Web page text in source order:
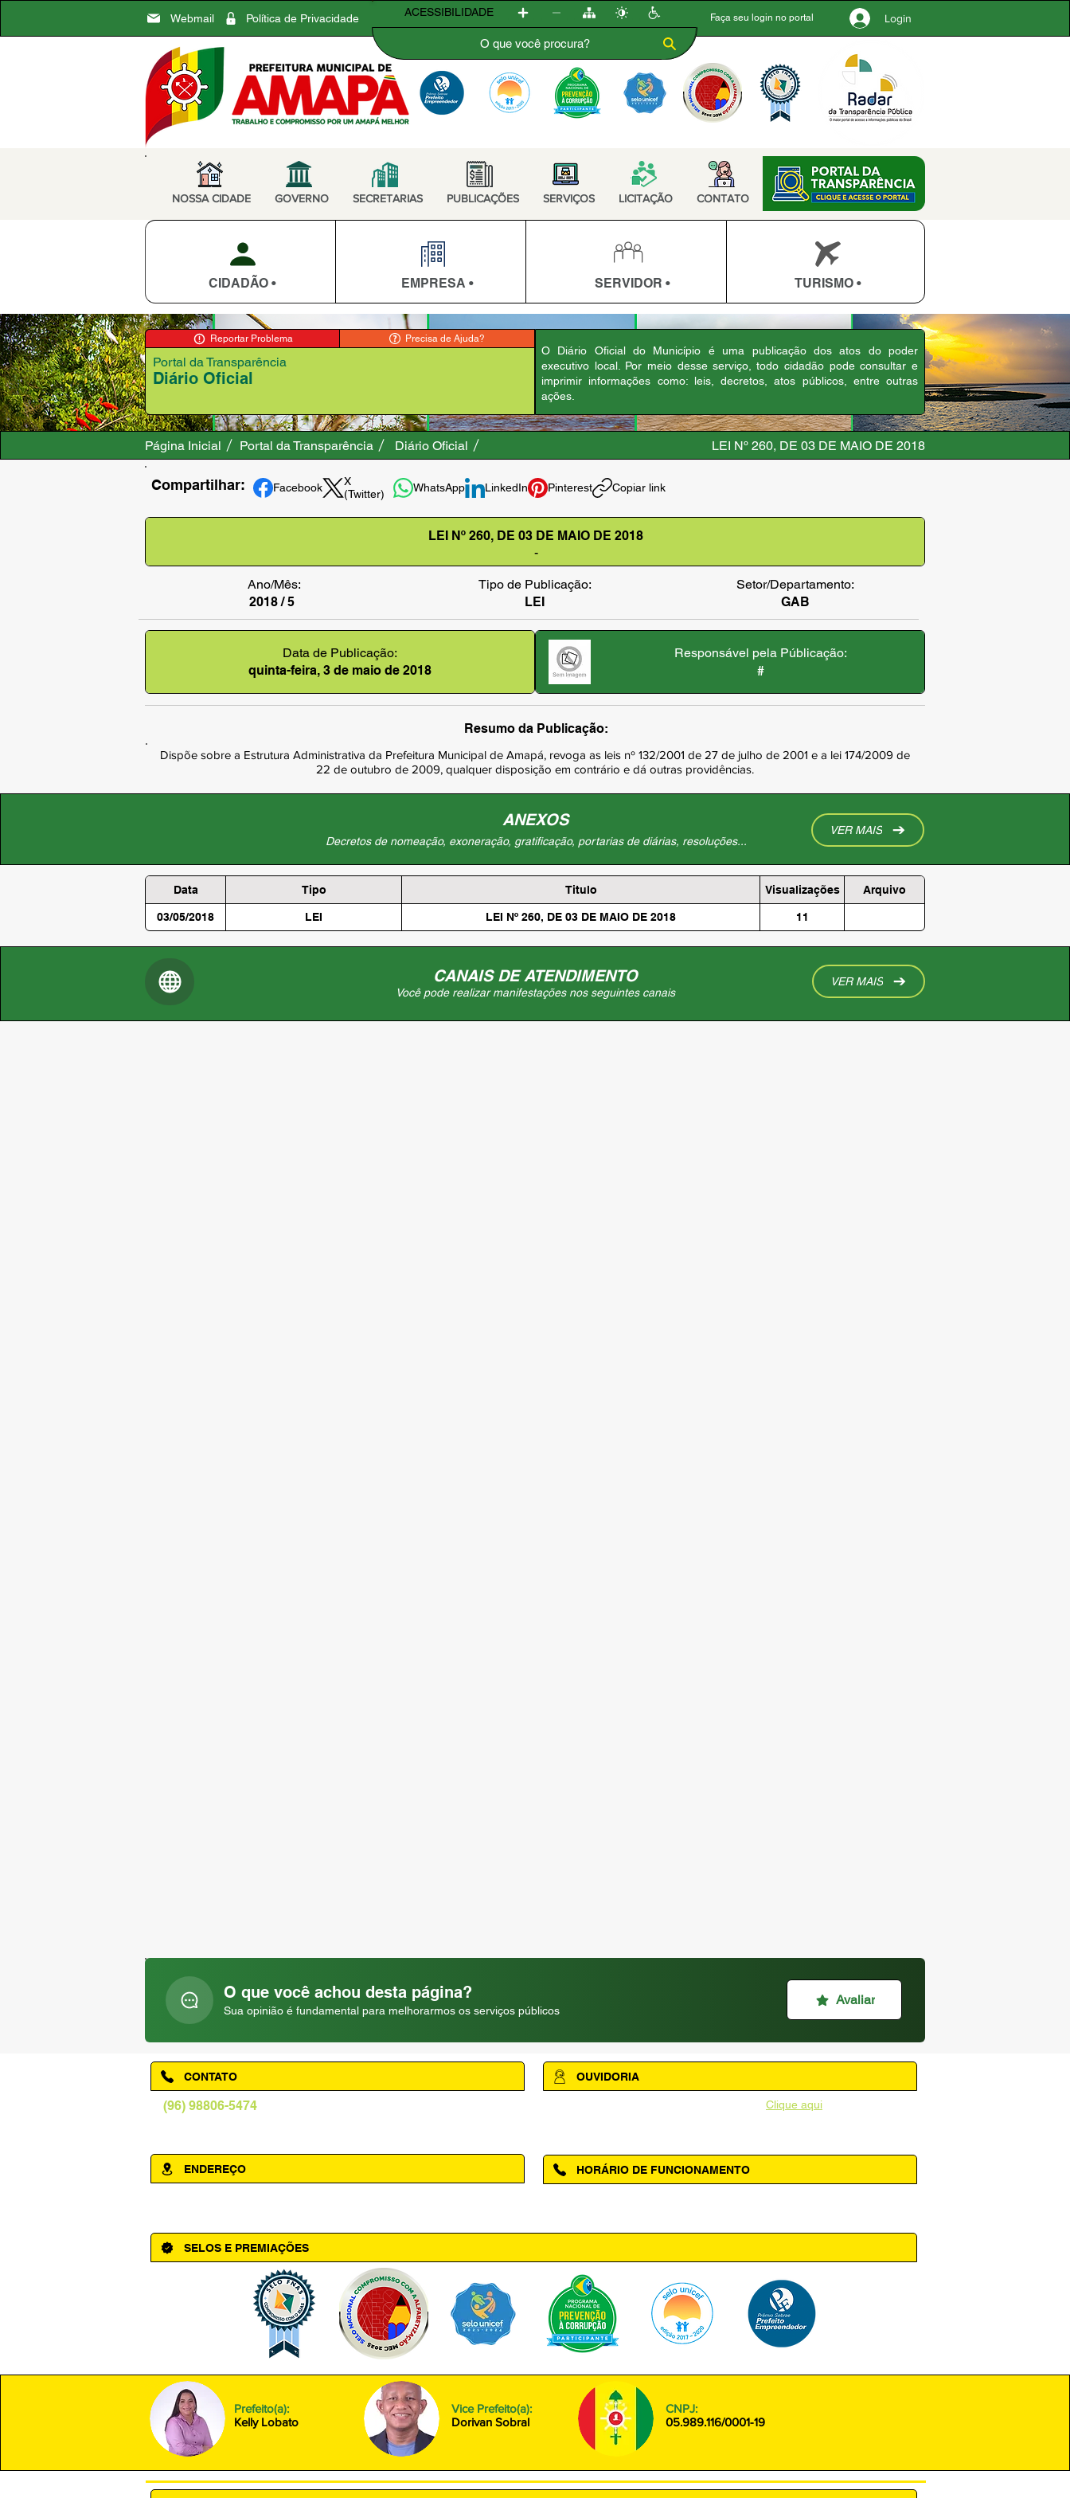
Webmail Política de Privacidade Faça seu login no portal Login
ACESSIBILIDADE
NOSSA CIDADE GOVERNO SECRETARIAS PUBLICAÇÕES SERVIÇOS LICITAÇÃO CONTATO
CIDADÃO • EMPRESA • SERVIDOR • TURISMO •
Reportar Problema Precisa de Ajuda?
Diário Oficial
Portal da Transparência
O Diário Oficial do Município é uma publicação dos atos do poder
executivo local. Por meio desse serviço, todo cidadão pode consultar e
imprimir informações como: leis, decretos, atos públicos, entre outras
ações.
Página Inicial Portal da Transparência Diário Oficial LEI Nº 260, DE 03 DE MAIO DE 2018
Compartilhar: Facebook
X
(Twitter)
WhatsApp LinkedIn Pinterest Copiar link
LEI Nº 260, DE 03 DE MAIO DE 2018
-
Ano/Mês:
2018 / 5
Tipo de Publicação:
LEI
Setor/Departamento:
GAB
Data de Publicação:
quinta-feira, 3 de maio de 2018
Responsável pela Públicação:
#
Resumo da Publicação:
Dispõe sobre a Estrutura Administrativa da Prefeitura Municipal de Amapá, revoga as leis nº 132/2001 de 27 de julho de 2001 e a lei 174/2009 de
22 de outubro de 2009, qualquer disposição em contrário e dá outras providências.
ANEXOS
Decretos de nomeação, exoneração, gratificação, portarias de diárias, resoluções...
VER MAIS
Data Tipo Titulo Visualizações Arquivo
03/05/2018 LEI LEI Nº 260, DE 03 DE MAIO DE 2018 11
CANAIS DE ATENDIMENTO
Você pode realizar manifestações nos seguintes canais
VER MAIS
O que você achou desta página?
Sua opinião é fundamental para melhorarmos os serviços públicos
Avaliar
(96) 98806-5474
CONTATO
ENDEREÇO
Clique aqui
OUVIDORIA
HORÁRIO DE FUNCIONAMENTO
SELOS E PREMIAÇÕES
Prefeito(a):
Kelly Lobato
Vice Prefeito(a):
Dorivan Sobral
CNPJ:
05.989.116/0001-19